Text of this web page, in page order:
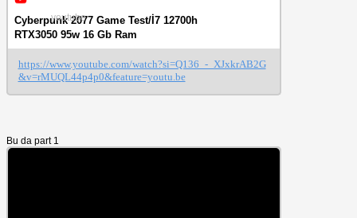
youtube
Cyberpunk 2077 Game Test/İ7 12700h
RTX3050 95w 16 Gb Ram
https://www.youtube.com/watch?si=Q136_-_XJxkrAB2G
&v=rMUQL44p4p0&feature=youtu.be
Bu da part 1